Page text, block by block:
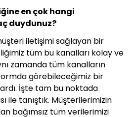
en çok hangi
duydunuz?
iletişimi sağlayan bir
tüm bu kanalları kolay ve
zamanda tüm kanalların
görebileceğimiz bir
İşte tam bu noktada
ile tanıştık. Müşterilerimizin
bağımsız tüm verilerimizi